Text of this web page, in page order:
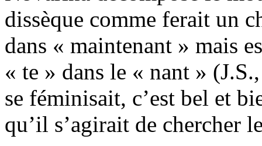
dissèque comme ferait un
dans « maintenant » mais
« te » dans le « nant »
se féminisait, c’est bel et
qu’il s’agirait de chercher